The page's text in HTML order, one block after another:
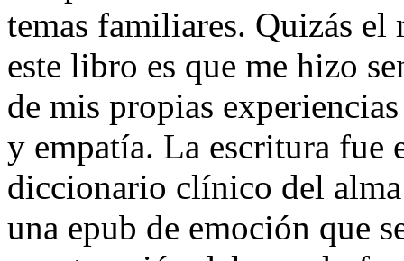
temas familiares. Quizás el
este libro es que me hizo
de mis propias
y empatía. La escritura fue
diccionario clínico del
una epub de emoción que